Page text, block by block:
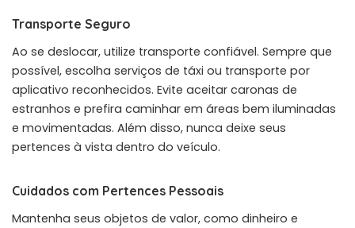
Transporte Seguro
Ao se deslocar, utilize transporte confiável. Sempre que
possível, escolha serviços de táxi ou transporte por
aplicativo reconhecidos. Evite aceitar caronas de
estranhos e prefira caminhar em áreas bem iluminadas
e movimentadas. Além disso, nunca deixe seus
pertences à vista dentro do veículo.
Cuidados com Pertences Pessoais
Mantenha seus objetos de valor, como dinheiro e